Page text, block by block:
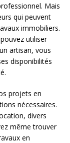
Mais
qui peuvent
immobiliers.
utiliser
artisan, vous
disponibilités
projets en
nécessaires.
divers
même trouver
en